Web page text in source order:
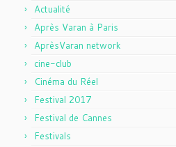
Actualité
Après Varan à Paris
AprèsVaran network
cine-club
Cinéma du Réel
Festival 2017
Festival de Cannes
Festivals